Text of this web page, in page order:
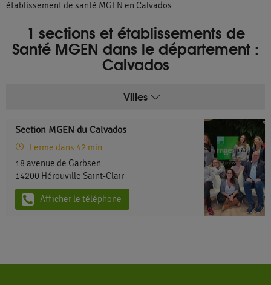
établissement de santé MGEN en Calvados.
1 sections et établissements de
Santé MGEN dans le département :
Calvados
Villes
Section MGEN du Calvados
Ferme dans 42 min
18 avenue de Garbsen
14200 Hérouville Saint-Clair
Afficher le téléphone